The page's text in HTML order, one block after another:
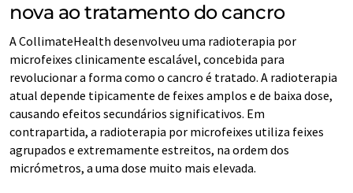
nova ao tratamento do cancro
A CollimateHealth desenvolveu uma radioterapia por
microfeixes clinicamente escalável, concebida para
revolucionar a forma como o cancro é tratado. A radioterapia
atual depende tipicamente de feixes amplos e de baixa dose,
causando efeitos secundários significativos. Em
contrapartida, a radioterapia por microfeixes utiliza feixes
agrupados e extremamente estreitos, na ordem dos
micrómetros, a uma dose muito mais elevada.